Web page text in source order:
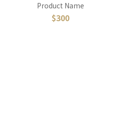
Product Name
$300